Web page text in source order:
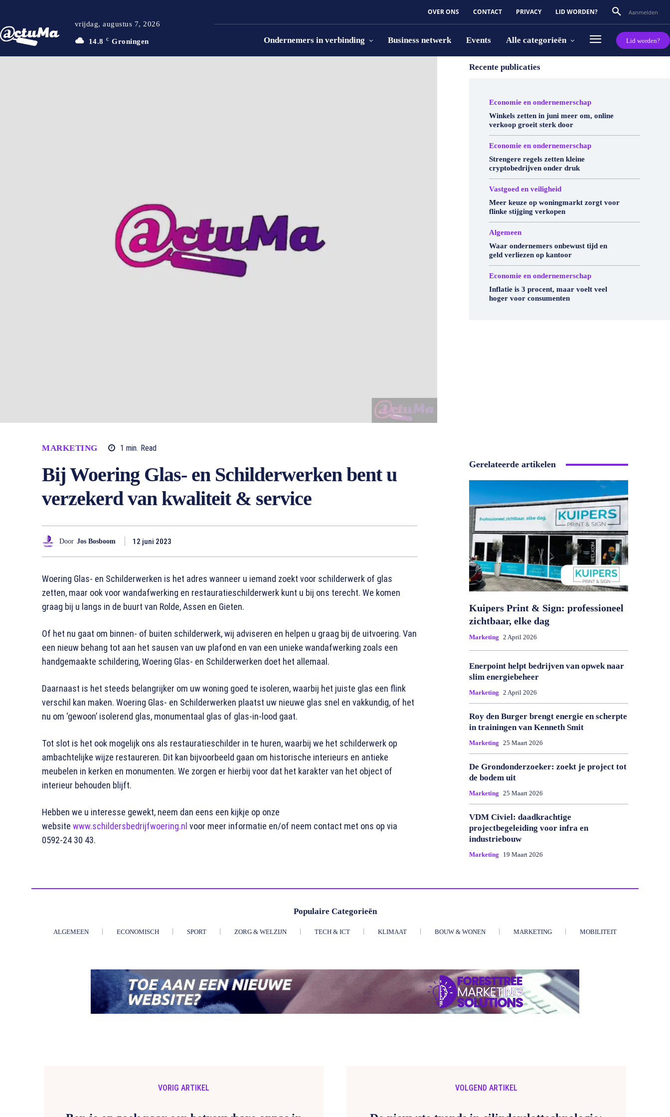
vrijdag, augustus 7, 2026
14.8 C Groningen
OVER ONS CONTACT PRIVACY LID WORDEN? Aanmelden
Ondernemers in verbinding Business netwerk Events Alle categorieën Lid worden?
MARKETING 1 min. Read
Bij Woering Glas- en Schilderwerken bent u
verzekerd van kwaliteit & service
Door Jos Bosboom 12 juni 2023
Woering Glas- en Schilderwerken is het adres wanneer u iemand zoekt voor schilderwerk of glas
zetten, maar ook voor wandafwerking en restauratieschilderwerk kunt u bij ons terecht. We komen
graag bij u langs in de buurt van Rolde, Assen en Gieten.
Of het nu gaat om binnen- of buiten schilderwerk, wij adviseren en helpen u graag bij de uitvoering. Van
een nieuw behang tot aan het sausen van uw plafond en van een unieke wandafwerking zoals een
handgemaakte schildering, Woering Glas- en Schilderwerken doet het allemaal.
Daarnaast is het steeds belangrijker om uw woning goed te isoleren, waarbij het juiste glas een flink
verschil kan maken. Woering Glas- en Schilderwerken plaatst uw nieuwe glas snel en vakkundig, of het
nu om ‘gewoon’ isolerend glas, monumentaal glas of glas-in-lood gaat.
Tot slot is het ook mogelijk ons als restauratieschilder in te huren, waarbij we het schilderwerk op
ambachtelijke wijze restaureren. Dit kan bijvoorbeeld gaan om historische interieurs en antieke
meubelen in kerken en monumenten. We zorgen er hierbij voor dat het karakter van het object of
interieur behouden blijft.
Hebben we u interesse gewekt, neem dan eens een kijkje op onze
website www.schildersbedrijfwoering.nl voor meer informatie en/of neem contact met ons op via
0592-24 30 43.
Recente publicaties
Economie en ondernemerschap
Winkels zetten in juni meer om, online
verkoop groeit sterk door
Economie en ondernemerschap
Strengere regels zetten kleine
cryptobedrijven onder druk
Vastgoed en veiligheid
Meer keuze op woningmarkt zorgt voor
flinke stijging verkopen
Algemeen
Waar ondernemers onbewust tijd en
geld verliezen op kantoor
Economie en ondernemerschap
Inflatie is 3 procent, maar voelt veel
hoger voor consumenten
Gerelateerde artikelen
Kuipers Print & Sign: professioneel
zichtbaar, elke dag
Marketing 2 April 2026
Enerpoint helpt bedrijven van opwek naar
slim energiebeheer
Marketing 2 April 2026
Roy den Burger brengt energie en scherpte
in trainingen van Kenneth Smit
Marketing 25 Maart 2026
De Grondonderzoeker: zoekt je project tot
de bodem uit
Marketing 25 Maart 2026
VDM Civiel: daadkrachtige
projectbegeleiding voor infra en
industriebouw
Marketing 19 Maart 2026
Populaire Categorieën
ALGEMEEN ECONOMISCH SPORT ZORG & WELZIJN TECH & ICT KLIMAAT BOUW & WONEN MARKETING MOBILITEIT
VORIG ARTIKEL VOLGEND ARTIKEL